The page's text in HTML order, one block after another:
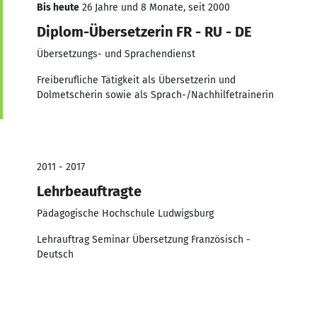
Bis heute 26 Jahre und 8 Monate, seit 2000
Diplom-Übersetzerin FR - RU - DE
Übersetzungs- und Sprachendienst
Freiberufliche Tätigkeit als Übersetzerin und
Dolmetscherin sowie als Sprach-/Nachhilfetrainerin
2011 - 2017
Lehrbeauftragte
Pädagogische Hochschule Ludwigsburg
Lehrauftrag Seminar Übersetzung Französisch -
Deutsch